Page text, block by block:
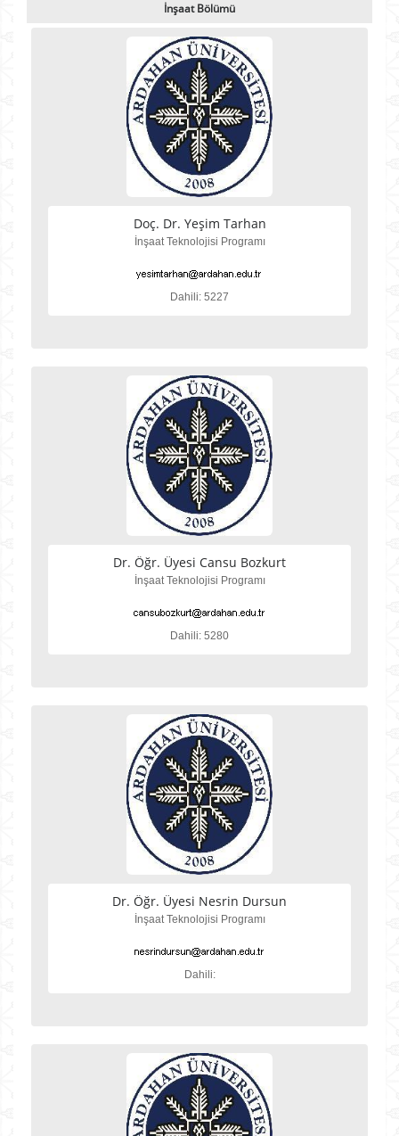
İnşaat Bölümü
Doç. Dr. Yeşim Tarhan
İnşaat Teknolojisi Programı
Dahili: 5227
Dr. Öğr. Üyesi Cansu Bozkurt
İnşaat Teknolojisi Programı
Dahili: 5280
Dr. Öğr. Üyesi Nesrin Dursun
İnşaat Teknolojisi Programı
Dahili: